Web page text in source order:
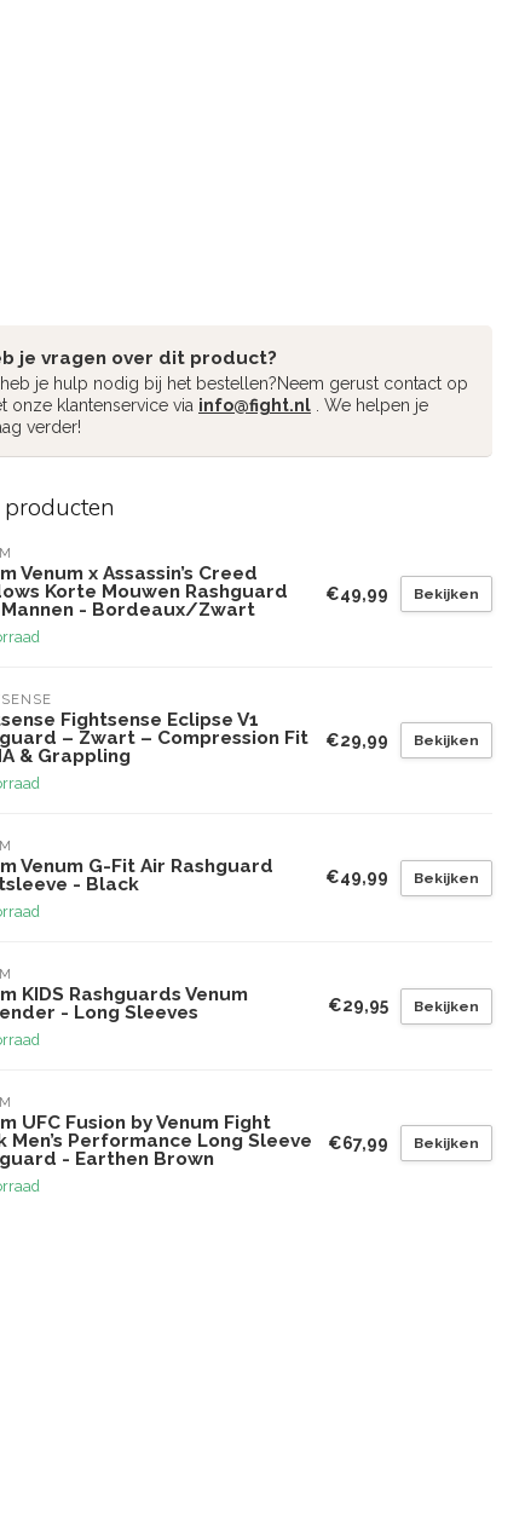
je vragen over dit product?
je hulp nodig bij het bestellen?Neem gerust contact op
onze klantenservice via info@fight.nl . We helpen je
verder!
Venum x Assassin’s Creed
Korte Mouwen Rashguard
- Bordeaux/Zwart
€49,99 Bekijken
Fightsense Eclipse V1
– Zwart – Compression Fit
& Grappling
€29,99 Bekijken
Venum G-Fit Air Rashguard
- Black
€49,99 Bekijken
KIDS Rashguards Venum
- Long Sleeves
€29,95 Bekijken
UFC Fusion by Venum Fight
Men’s Performance Long Sleeve
- Earthen Brown
€67,99 Bekijken